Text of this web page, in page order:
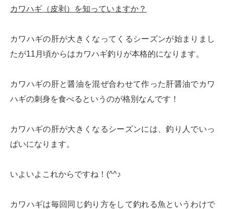
カワハギ（皮剥）を知っていますか？
カワハギの肝が大きくなってくるシーズンが始まりまし
たが11月頃からはカワハギ釣りが本格的になります。
カワハギの肝と醤油を混ぜ合わせて作った肝醤油でカワ
ハギの刺身を食べるというのが格別なんです！
カワハギの肝が大きくなるシーズンには、釣り人でいっ
ぱいになります。
いよいよこれからですね！(^^♪
カワハギは毎回同じ釣り方をして釣れる魚というわけで